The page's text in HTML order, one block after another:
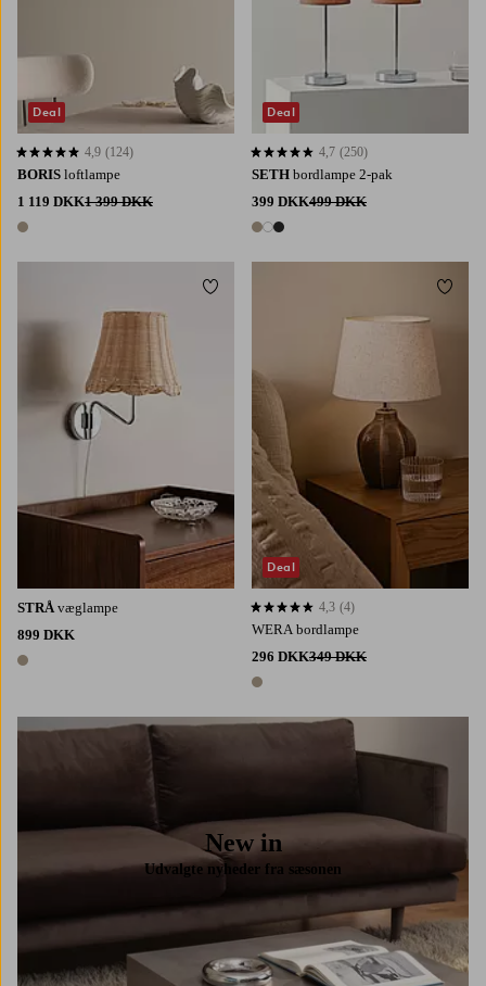
BORIS loftlampe
1 119 DKK1 399 DKK
1 farve
4,9 baseret på 124 bedømmelser
4,9 (124)
Deal
SETH bordlampe 2-pak
399 DKK499 DKK
3 farver
4,7 baseret på 250 bedømmelser
4,7 (250)
Deal
STRÅ væglampe
899 DKK
1 farve
Tilføj til favoritter
WERA bordlampe
296 DKK349 DKK
1 farve
4,3 baseret på 4 bedømmelser
4,3 (4)
Deal
Tilføj
New in
Udvalgte nyheder fra sæsonen